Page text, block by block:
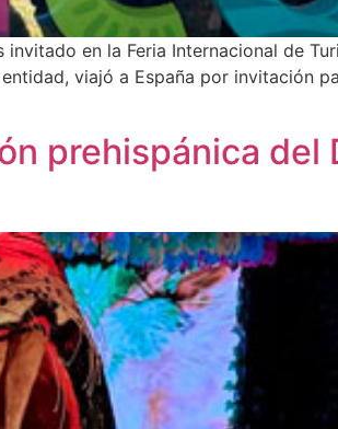
en la Feria Internacional de
viajó a España por invitación
prehispánica del